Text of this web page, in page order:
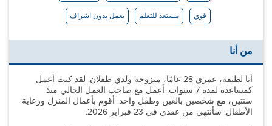
قوي مستعد للتعلم يعمل بدون اشراف
من أنا
أنا لطيفة، عمري 28 عامًا، متزوجة ولدي طفلان. لقد كنت أعمل
كمساعدة لمدة 7 سنوات. أعمل مع صاحب العمل الحالي منذ
سنتين، مع شخصين بالغين وطفل واحد. أقوم بأعمال المنزل ورعاية
الأطفال. سأنتهي من عقدي في 23 فبراير 2026.